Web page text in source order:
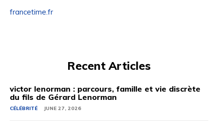
francetime.fr
Recent Articles
victor lenorman : parcours, famille et vie discrète
du fils de Gérard Lenorman
CÉLÉBRITÉ JUNE 27, 2026